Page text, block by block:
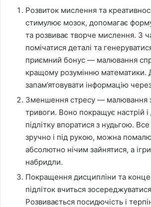
Розвиток мислення та
стимулює мозок, допомагає
та розвиває творче мислення. З
помічатися деталі та
приємний бонус — малювання
кращому розумінню математики.
запам’ятовувати інформацію через
Зменшення стресу — малювання
тривоги. Воно покращує настрій
підлітку впоратися з нудьгою.
зручно і під рукою, можна
абсолютно нічим зайнятися, а
набридли.
Покращення дисципліни та
підліток вчиться
Розвивається посидючість і